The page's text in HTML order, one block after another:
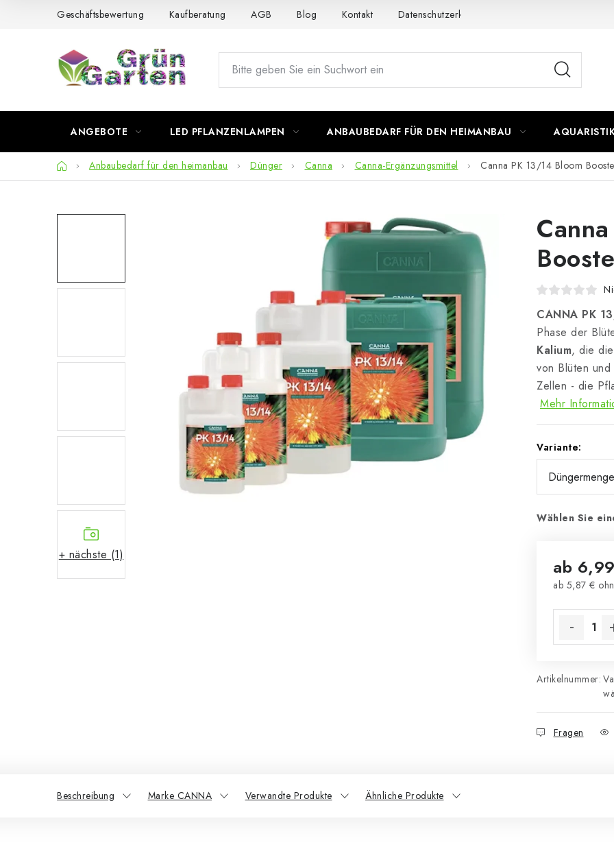
Geschäftsbewertung Kaufberatung AGB Blog Kontakt Datenschutzerklärung
ANGEBOTE LED PFLANZENLAMPEN ANBAUBEDARF FÜR DEN HEIMANBAU
StartseiteAnbaubedarf für den heimanbau Dünger Canna Canna-Ergänzungsmittel Canna PK 13/14 Bloom
+ nächste (1)
CANNA PK
Phase der
Kalium, die
von Blüten
Zellen - die
Mehr
Variante:
Wählen Sie
ab
ab 5,87 €
Artikelnummer:
Fragen
Beschreibung Marke CANNA Verwandte Produkte Ähnliche Produkte